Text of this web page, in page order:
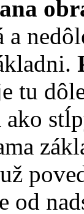
a
tu
ako
od